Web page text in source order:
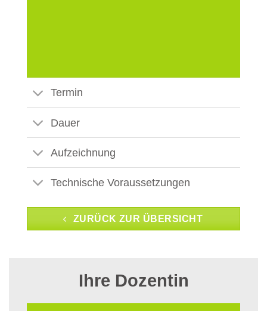
Termin
Dauer
Aufzeichnung
Technische Voraussetzungen
ZURÜCK ZUR ÜBERSICHT
Ihre Dozentin